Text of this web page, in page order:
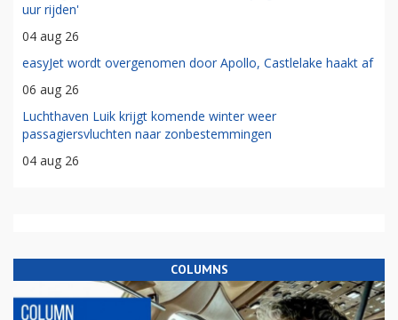
uur rijden'
04 aug 26
easyJet wordt overgenomen door Apollo, Castlelake haakt af
06 aug 26
Luchthaven Luik krijgt komende winter weer
passagiersvluchten naar zonbestemmingen
04 aug 26
COLUMNS